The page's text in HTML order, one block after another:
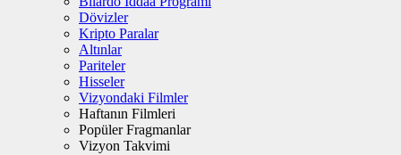
Dövizler
Kripto Paralar
Altınlar
Pariteler
Hisseler
Vizyondaki Filmler
Haftanın Filmleri
Popüler Fragmanlar
Vizyon Takvimi